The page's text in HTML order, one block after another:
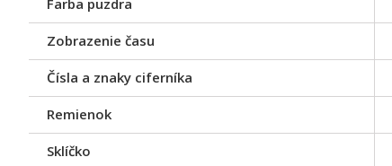
Farba puzdra
Zobrazenie času
Čísla a znaky ciferníka
Remienok
Sklíčko